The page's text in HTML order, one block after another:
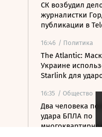
СК возбудил
журналистки
публикации в
16:46 / Политика
The Atlantic:
Украине
Starlink для
16:35 / Общество
Два человека
удара БПЛА по